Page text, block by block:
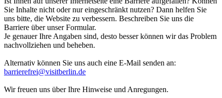
Sie Inhalte nicht oder nur eingeschränkt nutzen? Dann helfen Sie
uns bitte, die Website zu verbessern. Beschreiben Sie uns die
Barriere über unser Formular.
Je genauer Ihre Angaben sind, desto besser können wir das Problem
nachvollziehen und beheben.
Alternativ können Sie uns auch eine E-Mail senden an:
barrierefrei@visitberlin.de
Wir freuen uns über Ihre Hinweise und Anregungen.